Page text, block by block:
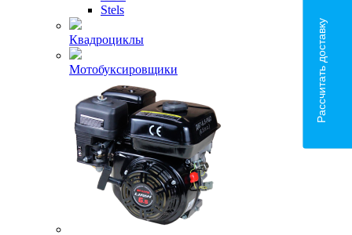
Stels
Квадроциклы
Мотобуксировщики Рассчитать доставку